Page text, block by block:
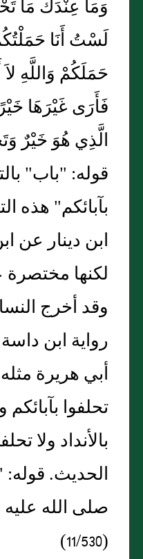
وَمَا عِنْدَكَ مَا
لَسْتُ أَنَا
حَمَلَكُمْ وَاللَّهِ
فَأَرَى غَيْرَهَا
الَّذِي هُوَ خَيْرٌ
قوله: "باب"
بآبائكم" هذه
ابن دينار عن
لكنها مختصرة
وقد أخرج
رواية ابن
أبي هريرة
تحلفوا بآبائكم
بالأنداد ولا
الحديث.
صلى الله
(11/530)